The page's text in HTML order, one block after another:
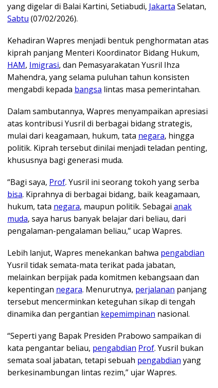
yang digelar di Balai Kartini, Setiabudi, Jakarta Selatan,
Sabtu (07/02/2026).
Kehadiran Wapres menjadi bentuk penghormatan atas
kiprah panjang Menteri Koordinator Bidang Hukum,
HAM, Imigrasi, dan Pemasyarakatan Yusril Ihza
Mahendra, yang selama puluhan tahun konsisten
mengabdi kepada bangsa lintas masa pemerintahan.
Dalam sambutannya, Wapres menyampaikan apresiasi
atas kontribusi Yusril di berbagai bidang strategis,
mulai dari keagamaan, hukum, tata negara, hingga
politik. Kiprah tersebut dinilai menjadi teladan penting,
khususnya bagi generasi muda.
“Bagi saya, Prof. Yusril ini seorang tokoh yang serba
bisa. Kiprahnya di berbagai bidang, baik keagamaan,
hukum, tata negara, maupun politik. Sebagai anak
muda, saya harus banyak belajar dari beliau, dari
pengalaman-pengalaman beliau,” ucap Wapres.
Lebih lanjut, Wapres menekankan bahwa pengabdian
Yusril tidak semata-mata terikat pada jabatan,
melainkan berpijak pada komitmen kebangsaan dan
kepentingan negara. Menurutnya, perjalanan panjang
tersebut mencerminkan keteguhan sikap di tengah
dinamika dan pergantian kepemimpinan nasional.
“Seperti yang Bapak Presiden Prabowo sampaikan di
kata pengantar beliau, pengabdian Prof. Yusril bukan
semata soal jabatan, tetapi sebuah pengabdian yang
berkesinambungan lintas rezim,” ujar Wapres.